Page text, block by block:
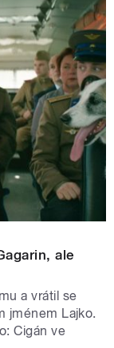
ale
a vrátil se
jménem Lajko.
Cigán ve